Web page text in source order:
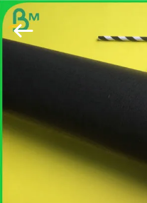
ÜRÜN:%
S
HAKKIMIZDA
GUANGZHOU
BMPAPER
CO.,
LTD..
All